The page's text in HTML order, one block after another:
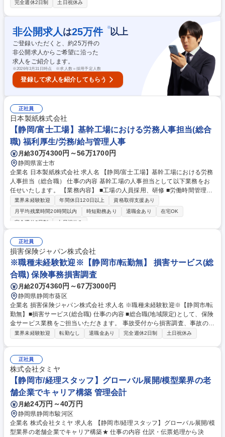
する機会】汎用性が高いビジネススキルの習得/新規・既存どんな顧客とも
対応できる高い営業スキルの習得/地域活性化に繋がる提案を行う経験/お
客さんに本当に役に立てる提案をする経験 【育成環境】全国約2,000人の
営業がおり、座学・OJTの体制は整っています。毎年多くの方が3年間の
成長を求めご入社されています。入社年次が近い先輩・同期もできやす
く、相互に助け合いながら成長しています。 募集職種 【静岡/美容企画営
業】年休140日◎土日祝休◎営業力を身に付け市場価値向上
完全週休2日制 土日祝休み
非公開求人 は25万件 ※以上
ご登録いただくと、約25万件の
非公開求人からご希望に沿った
求人をご紹介します。
※2026年3月31日時点 ※求人数＝採用予定人数
登録して求人を紹介してもらう
正社員
日本製紙株式会社
【静岡/富士工場】基幹工場における労務人事担当(総合
職) 福利厚生/労務/給与管理人事
月給30万4300円～56万1700円
静岡県富士市
企業名 日本製紙株式会社 求人名 【静岡/富士工場】基幹工場における労務
人事担当（総合職） 仕事の内容 基幹工場の人事担当として以下業務をお
任せいたします。 【業務内容】 ■工場の人員採用、研修 ■労働時間管理、
従業員労務対応、出向者管理 ■36協定、労基署届出、労働局対応、各種労
務関連調査対応 ■労働組合との折衝、地域交流業務 募集職種 【静岡/富士
工場】基幹工場における労務人事担当（総合職）
業界未経験歓迎 年間休日120日以上
資格取得支援あり
月平均残業時間20時間以内
時短勤務あり 退職金あり
在宅OK
完全週休2日制
土日祝休み
正社員
損害保険ジャパン株式会社
※職種未経験歓迎※【静岡市/転勤無】 損害サービス(総
合職) 保険事務損害調査
月給20万4360円～67万3000円
静岡県静岡市葵区
企業名 損害保険ジャパン株式会社 求人名 ※職種未経験歓迎※【静岡市/転
勤無】■損害サービス(総合職) 仕事の内容 ■総合職(地域限定)として、保険
金サービス業務をご担当いただきます。 事故受付から損害調査、事故の相
手方との交渉などを行い、保険金のお支払いまでを行います。単に保険金
事故対応の最前線です。 ■研修体制： OJT担当が付きながら、最初はシン
プルな案件からお任せしていきますので、未経験の方でもしっかりキャッ
チアップいただける環境です。 ※総合職の為、損害サービス以外のポジシ
ョンへの異動可能性あり 募集職種 ※職種未経験歓迎※【静岡市/転勤無】
■損害サービス(総合職)
業界未経験歓迎 転勤なし 退職金あり 完全週休2日制 土日祝休み
正社員
株式会社タミヤ
【静岡市/経理スタッフ】グローバル展開/模型業界の老
舗企業でキャリア構築 管理会計
月給24万円～40万円
静岡県静岡市駿河区
企業名 株式会社タミヤ 求人名 【静岡市/経理スタッフ】グローバル展開/模
型業界の老舗企業でキャリア構築★ 仕事の内容 仕訳・伝票処理から決